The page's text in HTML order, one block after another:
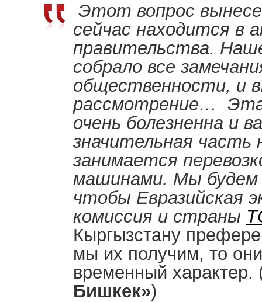
Этот вопрос
сейчас находится в
правительства.
собрало все
общественности, и
рассмотрение… Эта
очень болезненна и
значительная часть
занимается
машинами. Мы будем
чтобы Евразийская
комиссия и страны
Кыргызстану
мы их получим, то
временный характер.
Бишкек»)